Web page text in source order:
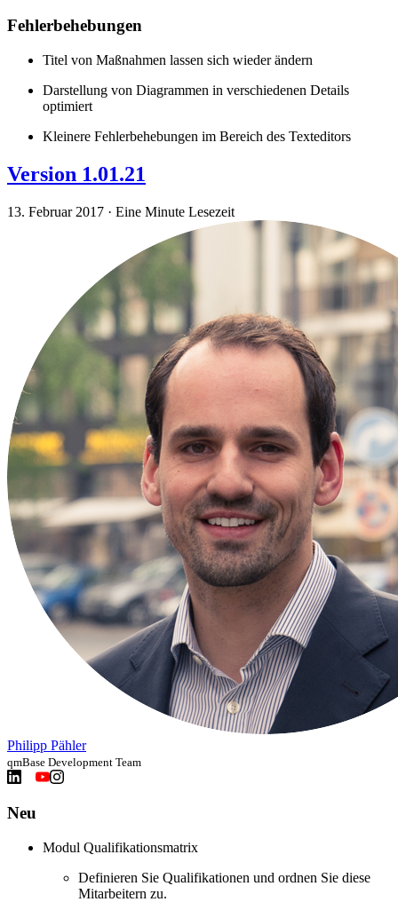
Fehlerbehebungen
Titel von Maßnahmen lassen sich wieder ändern
Darstellung von Diagrammen in verschiedenen Details
optimiert
Kleinere Fehlerbehebungen im Bereich des Texteditors
Version 1.01.21
13. Februar 2017 · Eine Minute Lesezeit
Philipp Pähler
qmBase Development Team
Neu
Modul Qualifikationsmatrix
Definieren Sie Qualifikationen und ordnen Sie diese
Mitarbeitern zu.